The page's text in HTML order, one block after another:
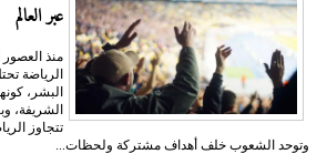
عبر العالم
منذ
الرياضة
البشر،
الشريفة،
تتجاوز
وتوحد الشعوب خلف أهداف مشتركة ولحظات...